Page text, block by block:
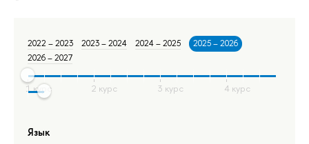
2022 – 2023 2023 – 2024 2024 – 2025
2025 – 2026
2026 – 2027
Язык